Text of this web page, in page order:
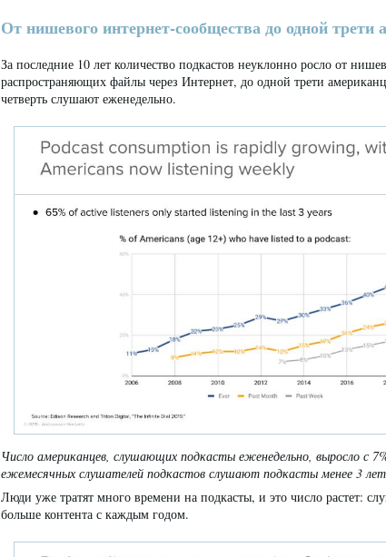
От нишевого интернет-сообщества до одной трети
За последние 10 лет количество подкастов неуклонно росло от
распространяющих файлы через Интернет, до одной трети
четверть слушают еженедельно.
Число американцев, слушающих подкасты еженедельно, выросло с
ежемесячных слушателей подкастов слушают подкасты менее 3
Люди уже тратят много времени на подкасты, и это число растет:
больше контента с каждым годом.